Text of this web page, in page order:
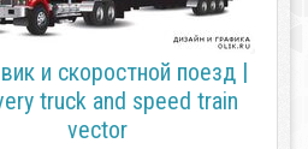
и скоростной поезд |
truck and speed train
vector